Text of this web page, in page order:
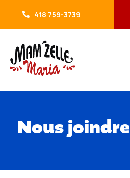
418 759-3739
Nous joindre